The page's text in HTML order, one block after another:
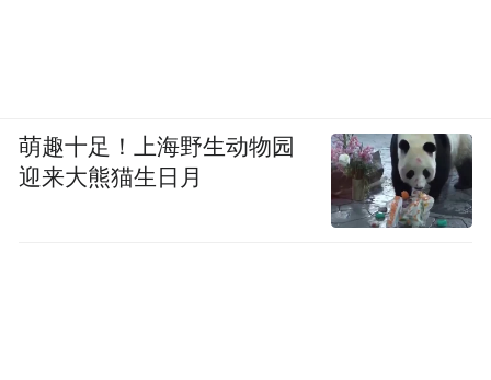
萌趣十足！上海野生动物园
迎来大熊猫生日月